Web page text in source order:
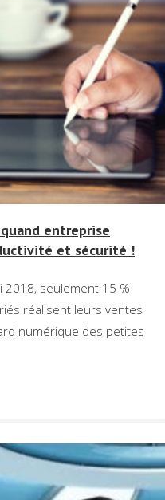
entreprise
et sécurité !
2018, seulement 15 %
réalisent leurs ventes
numérique des petites